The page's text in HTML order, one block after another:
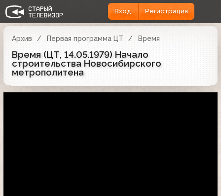
Вход Регистрация
Архив Первая программа ЦТ Время
Время (ЦТ, 14.05.1979) Начало
строительства Новосибирского
метрополитена